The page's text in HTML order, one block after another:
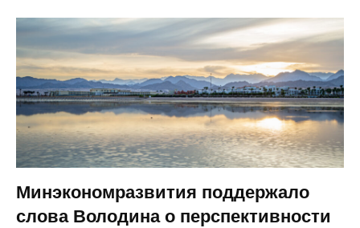
Минэкономразвития поддержало
слова Володина о перспективности